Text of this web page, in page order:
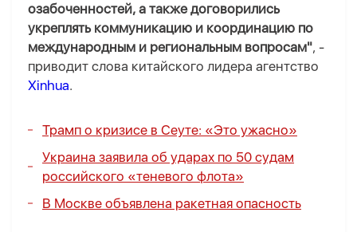
озабоченностей, а также договорились
укреплять коммуникацию и координацию по
международным и региональным вопросам", -
приводит слова китайского лидера агентство
Xinhua.
Трамп о кризисе в Сеуте: «Это ужасно»
Украина заявила об ударах по 50 судам
российского «теневого флота»
В Москве объявлена ракетная опасность